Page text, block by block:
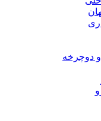
دوچرخه